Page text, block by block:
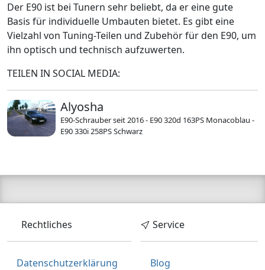
Der E90 ist bei Tunern sehr beliebt, da er eine gute
Basis für individuelle Umbauten bietet. Es gibt eine
Vielzahl von Tuning-Teilen und Zubehör für den E90, um
ihn optisch und technisch aufzuwerten.
TEILEN IN SOCIAL MEDIA:
Alyosha
E90‑Schrauber seit 2016 - E90 320d 163PS Monacoblau -
E90 330i 258PS Schwarz
Rechtliches
Datenschutzerklärung
Service
Blog